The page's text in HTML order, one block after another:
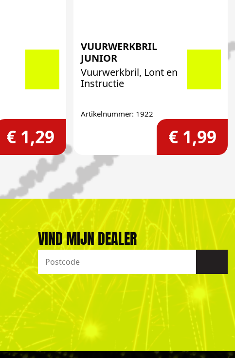
€ 1,29
VUURWERKBRIL
JUNIOR
Vuurwerkbril, Lont en
Instructie
Artikelnummer: 1922
€ 1,99
VIND MIJN DEALER